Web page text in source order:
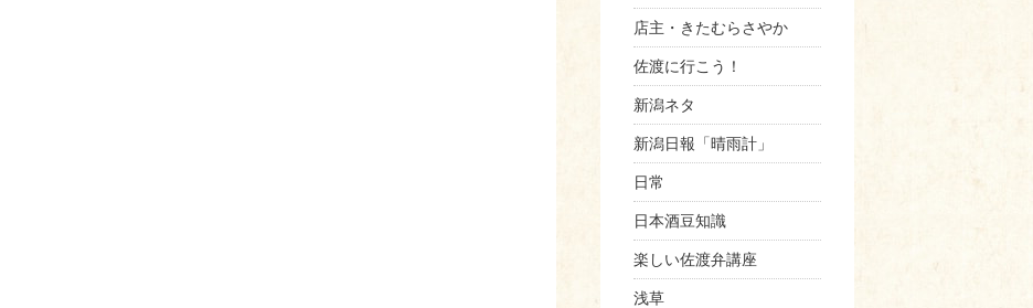
店主・きたむらさやか
佐渡に行こう！
新潟ネタ
新潟日報「晴雨計」
日常
日本酒豆知識
楽しい佐渡弁講座
浅草